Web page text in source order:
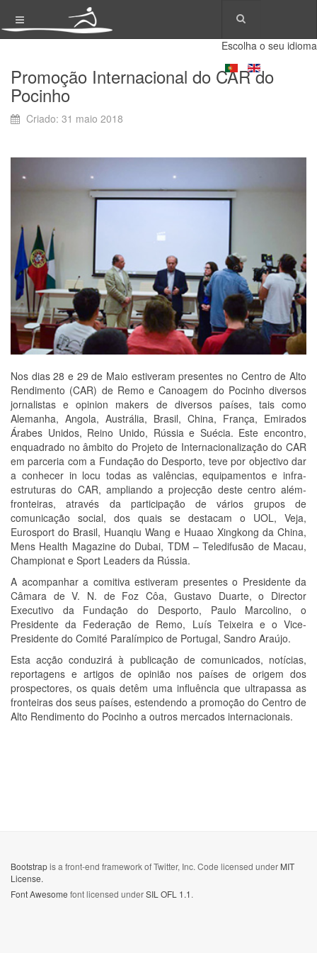
Escolha o seu idioma
Promoção Internacional do CAR do
Pocinho
Criado: 31 maio 2018
Nos dias 28 e 29 de Maio estiveram presentes no Centro de Alto
Rendimento (CAR) de Remo e Canoagem do Pocinho diversos
jornalistas e opinion makers de diversos países, tais como
Alemanha, Angola, Austrália, Brasil, China, França, Emirados
Árabes Unidos, Reino Unido, Rússia e Suécia. Este encontro,
enquadrado no âmbito do Projeto de Internacionalização do CAR
em parceria com a Fundação do Desporto, teve por objectivo dar
a conhecer in locu todas as valências, equipamentos e infra-
estruturas do CAR, ampliando a projecção deste centro além-
fronteiras, através da participação de vários grupos de
comunicação social, dos quais se destacam o UOL, Veja,
Eurosport do Brasil, Huanqiu Wang e Huaao Xingkong da China,
Mens Health Magazine do Dubai, TDM – Teledifusão de Macau,
Championat e Sport Leaders da Rússia.
A acompanhar a comitiva estiveram presentes o Presidente da
Câmara de V. N. de Foz Côa, Gustavo Duarte, o Director
Executivo da Fundação do Desporto, Paulo Marcolino, o
Presidente da Federação de Remo, Luís Teixeira e o Vice-
Presidente do Comité Paralímpico de Portugal, Sandro Araújo.
Esta acção conduzirá à publicação de comunicados, notícias,
reportagens e artigos de opinião nos países de origem dos
prospectores, os quais detêm uma influência que ultrapassa as
fronteiras dos seus países, estendendo a promoção do Centro de
Alto Rendimento do Pocinho a outros mercados internacionais.
Bootstrapis a front-end framework of Twitter, Inc. Code licensed under MIT
License.
Font Awesome font licensed underSIL OFL 1.1.